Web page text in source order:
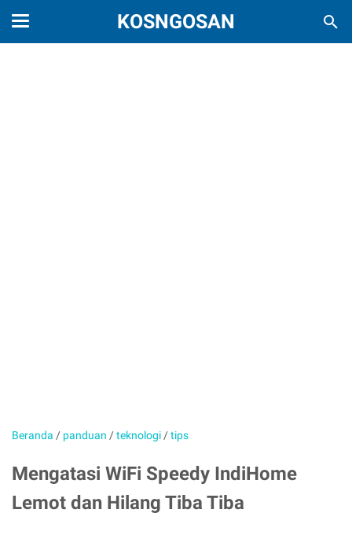
KOSNGOSAN
Beranda / panduan /teknologi /tips
Mengatasi WiFi Speedy IndiHome
Lemot dan Hilang Tiba Tiba